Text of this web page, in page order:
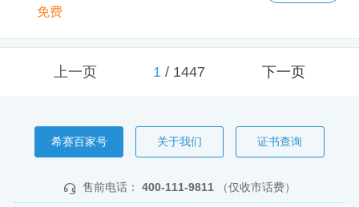
免费
上一页 1/ 1447 下一页
希赛百家号 关于我们 证书查询
售前电话： 400-111-9811 （仅收市话费）